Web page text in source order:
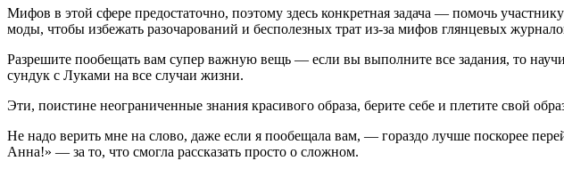
Мифов в этой сфере предостаточно, поэтому здесь конкретная задача — помочь
моды, чтобы избежать разочарований и бесполезных трат из-за мифов глянцевых
Разрешите пообещать вам супер важную вещь — если вы выполните все задания, то
сундук с Луками на все случаи жизни.
Эти, поистине неограниченные знания красивого образа, берите себе и плетите свой
Не надо верить мне на слово, даже если я пообещала вам, — гораздо лучше поскорее
Анна!» — за то, что смогла рассказать просто о сложном.